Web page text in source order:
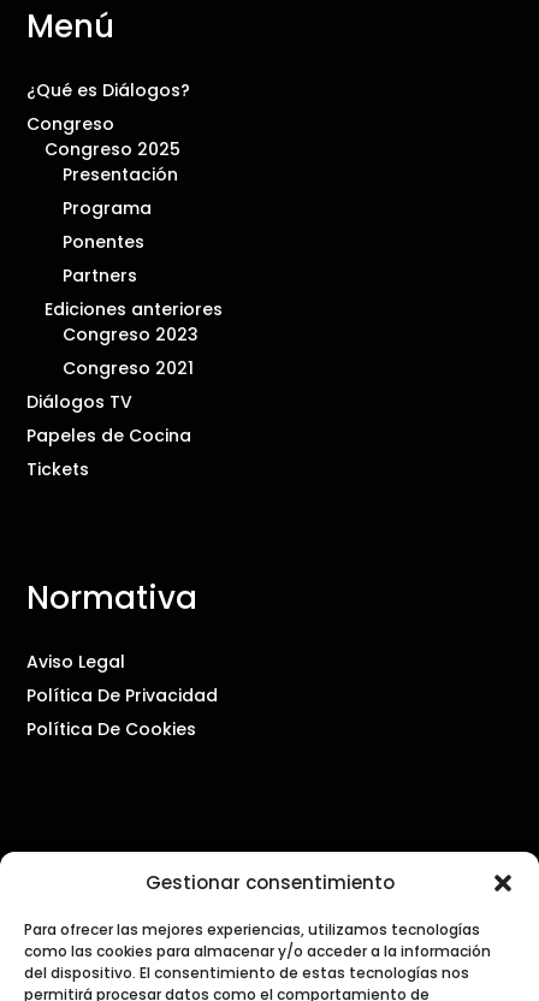
Gestionar consentimiento
Para ofrecer las mejores experiencias, utilizamos tecnologías
como las cookies para almacenar y/o acceder a la información
del dispositivo. El consentimiento de estas tecnologías nos
permitirá procesar datos como el comportamiento de
Menú
¿Qué es Diálogos?
Congreso
Congreso 2025
Presentación
Programa
Ponentes
Partners
Ediciones anteriores
Congreso 2023
Congreso 2021
Diálogos TV
Papeles de Cocina
Tickets
Normativa
Aviso Legal
Política De Privacidad
Política De Cookies
Contacto
PRENSA Y COMUNICACIÓN
press@dialogosdecocina.com